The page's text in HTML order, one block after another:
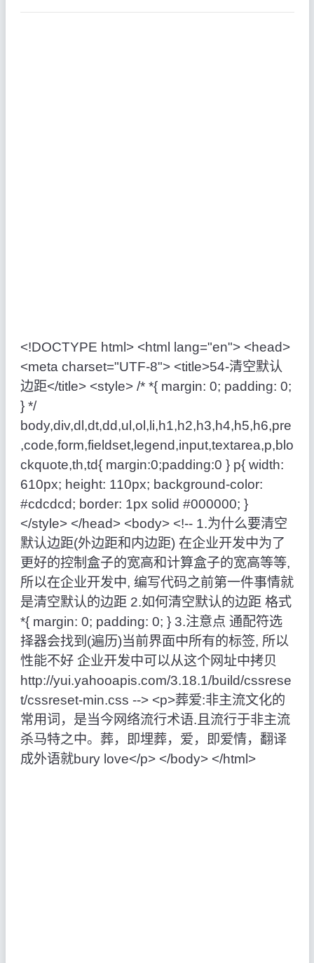
<!DOCTYPE html> <html lang="en"> <head>
<meta charset="UTF-8"> <title>54-清空默认
边距</title> <style> /* *{ margin: 0; padding: 0;
} */
body,div,dl,dt,dd,ul,ol,li,h1,h2,h3,h4,h5,h6,pre
,code,form,fieldset,legend,input,textarea,p,blo
ckquote,th,td{ margin:0;padding:0 } p{ width:
610px; height: 110px; background-color:
#cdcdcd; border: 1px solid #000000; }
</style> </head> <body> <!-- 1.为什么要清空
默认边距(外边距和内边距) 在企业开发中为了
更好的控制盒子的宽高和计算盒子的宽高等等,
所以在企业开发中, 编写代码之前第一件事情就
是清空默认的边距 2.如何清空默认的边距 格式
*{ margin: 0; padding: 0; }3.注意点 通配符选
择器会找到 (遍历)当前界面中所有的标签, 所以
性能不好 企业开发中可以从这个网址中拷贝
http://yui.yahooapis.com/3.18.1/build/cssrese
t/cssreset-min.css --> <p>葬爱:非主流文化的
常用词，是当今网络流行术语.且流行于非主流
杀马特之中。葬，即埋葬，爱，即爱情，翻译
成外语就bury love</p> </body> </html>